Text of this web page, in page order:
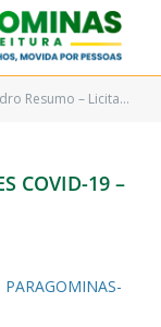
– Licitações Covid-19 – PM PARAGOMINAS- PA
COVID-19 –